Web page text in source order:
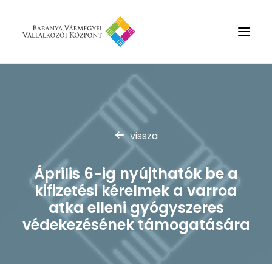
Rólunk
Szolgáltatások
Hírek
Partnerek
Kapcsolat
Keresés
vissza
Április 6-ig nyújthatók be a
kifizetési kérelmek a varroa
atka elleni gyógyszeres
védekezésének támogatására